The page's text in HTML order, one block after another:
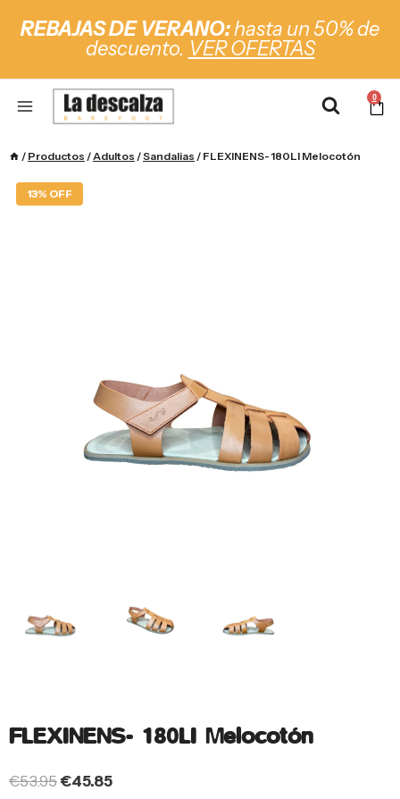
REBAJAS DE VERANO:hasta un 50% de
descuento. VER OFERTAS
0
/ Productos /Adultos /Sandalias / FLEXINENS- 180LI Melocotón
13% OFF
FLEXINENS- 180LI Melocotón
€53.95€45.85